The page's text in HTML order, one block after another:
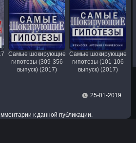
Самые шокирующие
гипотезы (309-356
выпуск) (2017)
Самые шокирующие
гипотезы (101-106
выпуск) (2017)
25-01-2019
к данной публикации.